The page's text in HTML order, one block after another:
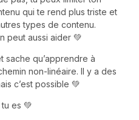
qui te rend plus triste et
types de contenu.
peut aussi aider 💚
sache qu’apprendre à
non-linéaire. Il y a des
c’est possible 💚
es 💚